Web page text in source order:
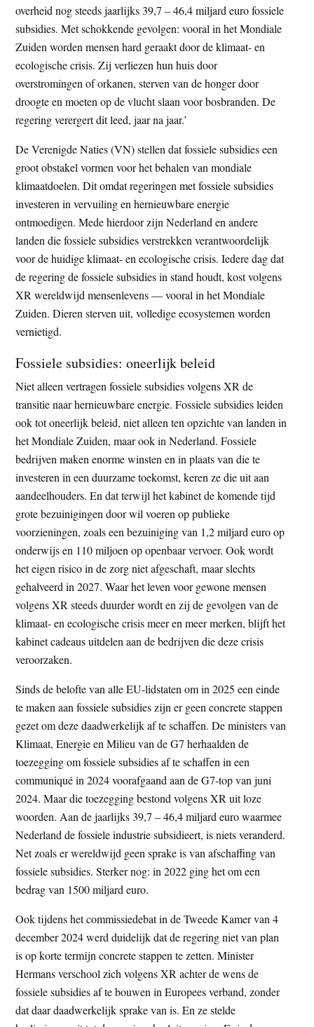
overheid nog steeds jaarlijks 39,7 – 46,4 miljard euro fossiele
subsidies. Met schokkende gevolgen: vooral in het Mondiale
Zuiden worden mensen hard geraakt door de klimaat- en
ecologische crisis. Zij verliezen hun huis door
overstromingen of orkanen, sterven van de honger door
droogte en moeten op de vlucht slaan voor bosbranden. De
regering verergert dit leed, jaar na jaar.’
De Verenigde Naties (VN) stellen dat fossiele subsidies een
groot obstakel vormen voor het behalen van mondiale
klimaatdoelen. Dit omdat regeringen met fossiele subsidies
investeren in vervuiling en hernieuwbare energie
ontmoedigen. Mede hierdoor zijn Nederland en andere
landen die fossiele subsidies verstrekken verantwoordelijk
voor de huidige klimaat- en ecologische crisis. Iedere dag dat
de regering de fossiele subsidies in stand houdt, kost volgens
XR wereldwijd mensenlevens — vooral in het Mondiale
Zuiden. Dieren sterven uit, volledige ecosystemen worden
vernietigd.
Fossiele subsidies: oneerlijk beleid
Niet alleen vertragen fossiele subsidies volgens XR de
transitie naar hernieuwbare energie. Fossiele subsidies leiden
ook tot oneerlijk beleid, niet alleen ten opzichte van landen in
het Mondiale Zuiden, maar ook in Nederland. Fossiele
bedrijven maken enorme winsten en in plaats van die te
investeren in een duurzame toekomst, keren ze die uit aan
aandeelhouders. En dat terwijl het kabinet de komende tijd
grote bezuinigingen door wil voeren op publieke
voorzieningen, zoals een bezuiniging van 1,2 miljard euro op
onderwijs en 110 miljoen op openbaar vervoer. Ook wordt
het eigen risico in de zorg niet afgeschaft, maar slechts
gehalveerd in 2027. Waar het leven voor gewone mensen
volgens XR steeds duurder wordt en zij de gevolgen van de
klimaat- en ecologische crisis meer en meer merken, blijft het
kabinet cadeaus uitdelen aan de bedrijven die deze crisis
veroorzaken.
Sinds de belofte van alle EU-lidstaten om in 2025 een einde
te maken aan fossiele subsidies zijn er geen concrete stappen
gezet om deze daadwerkelijk af te schaffen. De ministers van
Klimaat, Energie en Milieu van de G7 herhaalden de
toezegging om fossiele subsidies af te schaffen in een
communiqué in 2024 voorafgaand aan de G7-top van juni
2024. Maar die toezegging bestond volgens XR uit loze
woorden. Aan de jaarlijks 39,7 – 46,4 miljard euro waarmee
Nederland de fossiele industrie subsidieert, is niets veranderd.
Net zoals er wereldwijd geen sprake is van afschaffing van
fossiele subsidies. Sterker nog: in 2022 ging het om een
bedrag van 1500 miljard euro.
Ook tijdens het commissiedebat in de Tweede Kamer van 4
december 2024 werd duidelijk dat de regering niet van plan
is op korte termijn concrete stappen te zetten. Minister
Hermans verschool zich volgens XR achter de wens de
fossiele subsidies af te bouwen in Europees verband, zonder
dat daar daadwerkelijk sprake van is. En ze stelde